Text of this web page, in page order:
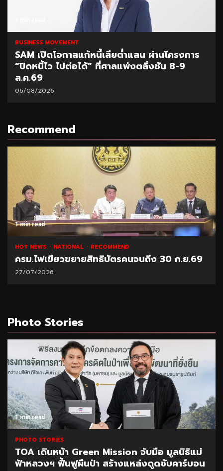
BUSINESS MOVEMENT
SAM เปิดโอกาสแก้หนี้เสียต่ำแสน ผ่านโครงการ
“ปิดหนี้ไว ไปต่อได้” ที่ศาลแพ่งตลิ่งชัน 8-9
ส.ค.69
06/08/2026
Recommend
1 min read
HOT NEWS NATIONAL RECOMMEND
ครม.ไฟเขียวขยายสิทธิบัตรคนจนถึง 30 ก.ย.69
27/07/2026
Photo Stories
1 min read
PHOTO STORIES
TOA เดินหน้า Green Mission จับมือ มูลนิธิแม่
ฟ้าหลวงฯ ฟื้นฟูผืนป่า สร้างแหล่งดูดซับคาร์บอน